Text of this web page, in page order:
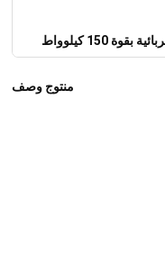
150 كيلوواط
منتوج وصف